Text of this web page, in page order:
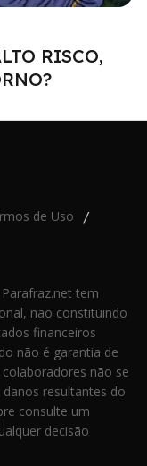
RISCO,
de Uso /
tem
não constituindo
financeiros
não é garantia de
não se
resultantes do
consulte um
decisão